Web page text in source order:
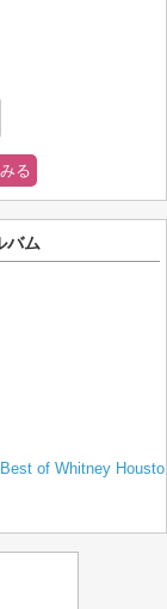
る
バム
of Whitney Housto